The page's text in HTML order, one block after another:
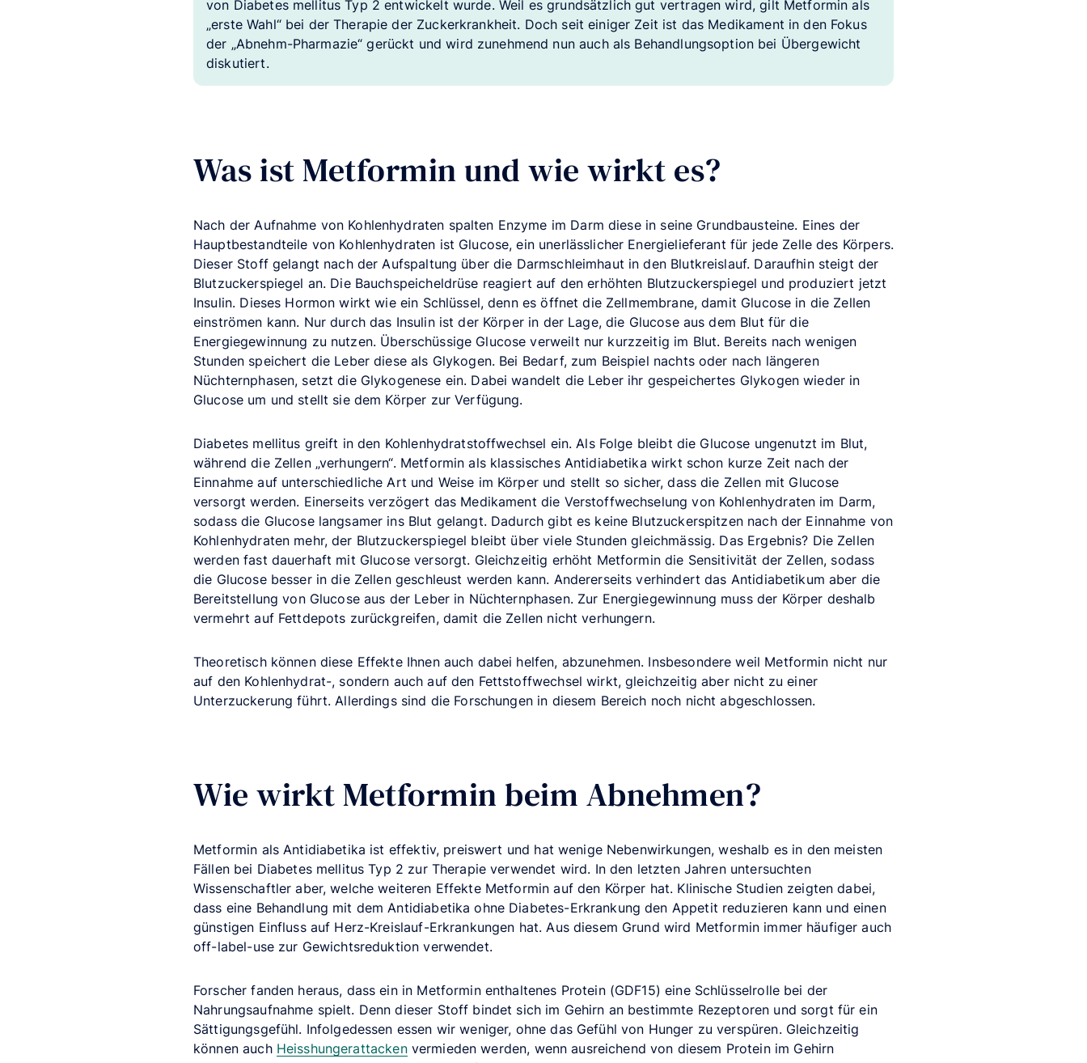
von Diabetes mellitus Typ 2 entwickelt wurde. Weil es grundsätzlich gut vertragen wird, gilt Metformin als
„erste Wahl“ bei der Therapie der Zuckerkrankheit. Doch seit einiger Zeit ist das Medikament in den Fokus
der „Abnehm-Pharmazie“ gerückt und wird zunehmend nun auch als Behandlungsoption bei Übergewicht
diskutiert.
Was ist Metformin und wie wirkt es?
Nach der Aufnahme von Kohlenhydraten spalten Enzyme im Darm diese in seine Grundbausteine. Eines der
Hauptbestandteile von Kohlenhydraten ist Glucose, ein unerlässlicher Energielieferant für jede Zelle des Körpers.
Dieser Stoff gelangt nach der Aufspaltung über die Darmschleimhaut in den Blutkreislauf. Daraufhin steigt der
Blutzuckerspiegel an. Die Bauchspeicheldrüse reagiert auf den erhöhten Blutzuckerspiegel und produziert jetzt
Insulin. Dieses Hormon wirkt wie ein Schlüssel, denn es öffnet die Zellmembrane, damit Glucose in die Zellen
einströmen kann. Nur durch das Insulin ist der Körper in der Lage, die Glucose aus dem Blut für die
Energiegewinnung zu nutzen. Überschüssige Glucose verweilt nur kurzzeitig im Blut. Bereits nach wenigen
Stunden speichert die Leber diese als Glykogen. Bei Bedarf, zum Beispiel nachts oder nach längeren
Nüchternphasen, setzt die Glykogenese ein. Dabei wandelt die Leber ihr gespeichertes Glykogen wieder in
Glucose um und stellt sie dem Körper zur Verfügung.
Diabetes mellitus greift in den Kohlenhydratstoffwechsel ein. Als Folge bleibt die Glucose ungenutzt im Blut,
während die Zellen „verhungern“. Metformin als klassisches Antidiabetika wirkt schon kurze Zeit nach der
Einnahme auf unterschiedliche Art und Weise im Körper und stellt so sicher, dass die Zellen mit Glucose
versorgt werden. Einerseits verzögert das Medikament die Verstoffwechselung von Kohlenhydraten im Darm,
sodass die Glucose langsamer ins Blut gelangt. Dadurch gibt es keine Blutzuckerspitzen nach der Einnahme von
Kohlenhydraten mehr, der Blutzuckerspiegel bleibt über viele Stunden gleichmässig. Das Ergebnis? Die Zellen
werden fast dauerhaft mit Glucose versorgt. Gleichzeitig erhöht Metformin die Sensitivität der Zellen, sodass
die Glucose besser in die Zellen geschleust werden kann. Andererseits verhindert das Antidiabetikum aber die
Bereitstellung von Glucose aus der Leber in Nüchternphasen. Zur Energiegewinnung muss der Körper deshalb
vermehrt auf Fettdepots zurückgreifen, damit die Zellen nicht verhungern.
Theoretisch können diese Effekte Ihnen auch dabei helfen, abzunehmen. Insbesondere weil Metformin nicht nur
auf den Kohlenhydrat-, sondern auch auf den Fettstoffwechsel wirkt, gleichzeitig aber nicht zu einer
Unterzuckerung führt. Allerdings sind die Forschungen in diesem Bereich noch nicht abgeschlossen.
Wie wirkt Metformin beim Abnehmen?
Metformin als Antidiabetika ist effektiv, preiswert und hat wenige Nebenwirkungen, weshalb es in den meisten
Fällen bei Diabetes mellitus Typ 2 zur Therapie verwendet wird. In den letzten Jahren untersuchten
Wissenschaftler aber, welche weiteren Effekte Metformin auf den Körper hat. Klinische Studien zeigten dabei,
dass eine Behandlung mit dem Antidiabetika ohne Diabetes-Erkrankung den Appetit reduzieren kann und einen
günstigen Einfluss auf Herz-Kreislauf-Erkrankungen hat. Aus diesem Grund wird Metformin immer häufiger auch
off-label-use zur Gewichtsreduktion verwendet.
Forscher fanden heraus, dass ein in Metformin enthaltenes Protein (GDF15) eine Schlüsselrolle bei der
Nahrungsaufnahme spielt. Denn dieser Stoff bindet sich im Gehirn an bestimmte Rezeptoren und sorgt für ein
Sättigungsgefühl. Infolgedessen essen wir weniger, ohne das Gefühl von Hunger zu verspüren. Gleichzeitig
können auch Heisshungerattackenvermieden werden, wenn ausreichend von diesem Protein im Gehirn